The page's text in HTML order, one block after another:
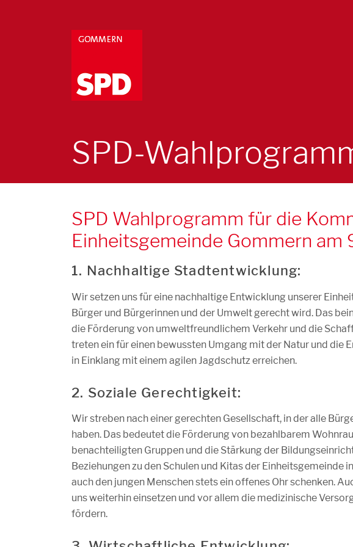
SPD-
SPD Wahlprogramm für die
Einheitsgemeinde Gommern am
1. Nachhaltige Stadtentwicklung:
Wir setzen uns für eine nachhaltige Entwicklung unserer
Bürger und Bürgerinnen und der Umwelt gerecht wird. Das
die Förderung von umweltfreundlichem Verkehr und die
treten ein für einen bewussten Umgang mit der Natur und die
in Einklang mit einem agilen Jagdschutz erreichen.
2. Soziale Gerechtigkeit:
Wir streben nach einer gerechten Gesellschaft, in der alle
haben. Das bedeutet die Förderung von bezahlbarem
benachteiligten Gruppen und die Stärkung der
Beziehungen zu den Schulen und Kitas der
auch den jungen Menschen stets ein offenes Ohr schenken.
uns weiterhin einsetzen und vor allem die medizinische
fördern.